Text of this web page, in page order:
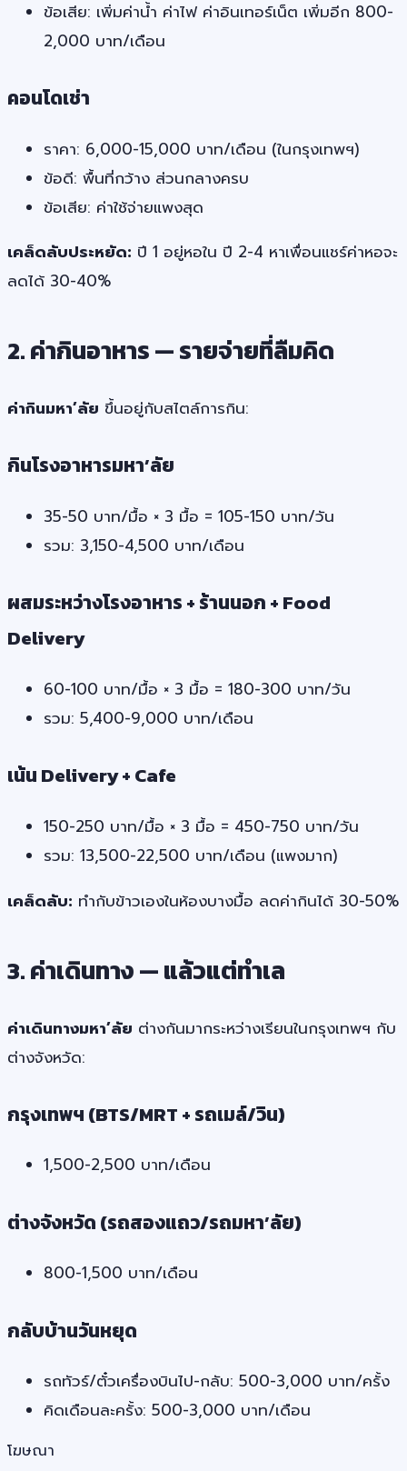
ข้อเสีย: เพิ่มค่าน้ำ ค่าไฟ ค่าอินเทอร์เน็ต เพิ่มอีก 800-
2,000 บาท/เดือน
คอนโดเช่า
ราคา: 6,000-15,000 บาท/เดือน (ในกรุงเทพฯ)
ข้อดี: พื้นที่กว้าง ส่วนกลางครบ
ข้อเสีย: ค่าใช้จ่ายแพงสุด
เคล็ดลับประหยัด: ปี 1 อยู่หอใน ปี 2-4 หาเพื่อนแชร์ค่าหอจะ
ลดได้ 30-40%
2. ค่ากินอาหาร — รายจ่ายที่ลืมคิด
ค่ากินมหา’ลัย ขึ้นอยู่กับสไตล์การกิน:
กินโรงอาหารมหา’ลัย
35-50 บาท/มื้อ × 3 มื้อ = 105-150 บาท/วัน
รวม: 3,150-4,500 บาท/เดือน
ผสมระหว่างโรงอาหาร + ร้านนอก + Food
Delivery
60-100 บาท/มื้อ × 3 มื้อ = 180-300 บาท/วัน
รวม: 5,400-9,000 บาท/เดือน
เน้น Delivery + Cafe
150-250 บาท/มื้อ × 3 มื้อ = 450-750 บาท/วัน
รวม: 13,500-22,500 บาท/เดือน (แพงมาก)
เคล็ดลับ: ทำกับข้าวเองในห้องบางมื้อ ลดค่ากินได้ 30-50%
3. ค่าเดินทาง — แล้วแต่ทำเล
ค่าเดินทางมหา’ลัย ต่างกันมากระหว่างเรียนในกรุงเทพฯ กับ
ต่างจังหวัด:
กรุงเทพฯ (BTS/MRT + รถเมล์/วิน)
1,500-2,500 บาท/เดือน
ต่างจังหวัด (รถสองแถว/รถมหา’ลัย)
800-1,500 บาท/เดือน
กลับบ้านวันหยุด
รถทัวร์/ตั๋วเครื่องบินไป-กลับ: 500-3,000 บาท/ครั้ง
คิดเดือนละครั้ง: 500-3,000 บาท/เดือน
โฆษณา